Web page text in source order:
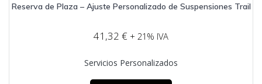
Reserva de Plaza – Ajuste Personalizado de Suspensiones Trail
41,32 € + 21% IVA
Servicios Personalizados